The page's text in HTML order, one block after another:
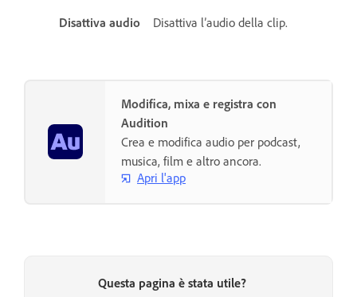
Disattiva audio Disattiva l’audio della clip.
Modifica, mixa e registra con
Audition
Crea e modifica audio per podcast,
musica, film e altro ancora.
Apri l'app
Questa pagina è stata utile?